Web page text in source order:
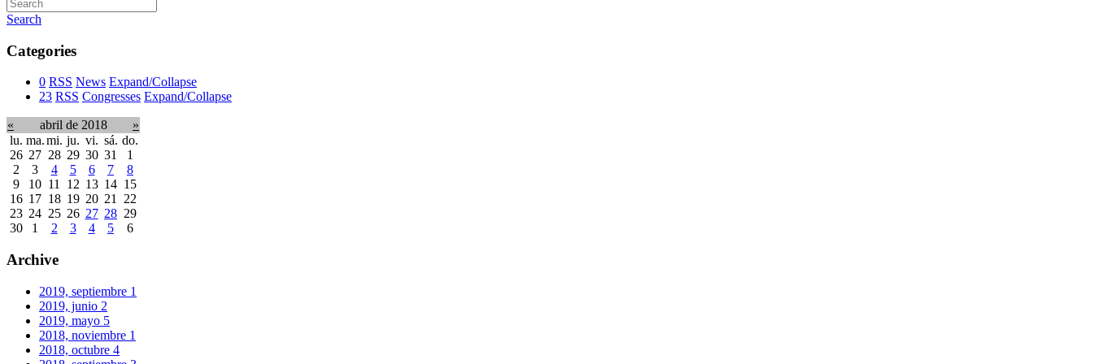
Search
Categories
0 RSS News Expand/Collapse
23 RSS Congresses Expand/Collapse
« abril de 2018
»
lu. ma.mi. ju. vi. sá. do.
26 27 28 29 30 31
1
2
3 4 5 6 7
8
9
10 11 12 13 14 15
16 17 18 19 20 21 22
23 24 25 26 27 28 29
30
1 2 3 4 5 6
Archive
2019, septiembre 1
2019, junio 2
2019, mayo 5
2018, noviembre 1
2018, octubre 4